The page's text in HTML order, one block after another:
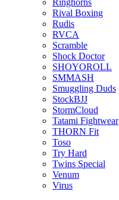
Ringhorns
Rival Boxing
Rudis
RVCA
Scramble
Shock Doctor
SHOYOROLL
SMMASH
Smuggling Duds
StockBJJ
StormCloud
Tatami Fightwear
THORN Fit
Toso
Try Hard
Twins Special
Venum
Virus